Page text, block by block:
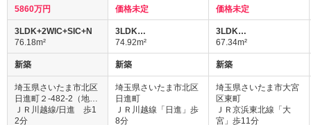
5860万円
3LDK+2WIC+SIC+N
76.18m²
新築
埼玉県さいたま市北区
日進町２-482-2（地
番）
ＪＲ川越線/日進 歩1
2分
価格未定
3LDK…
74.92m²
新築
埼玉県さいたま市北区
日進町
ＪＲ川越線「日進」歩
8分
価格未定
3LDK…
67.34m²
新築
埼玉県さいたま市大宮
区東町
ＪＲ京浜東北線「大
宮」歩11分